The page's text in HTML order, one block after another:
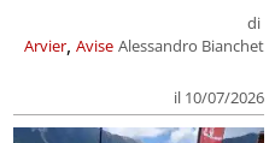
Arvier, Avise
di
Alessandro Bianchet
il 10/07/2026